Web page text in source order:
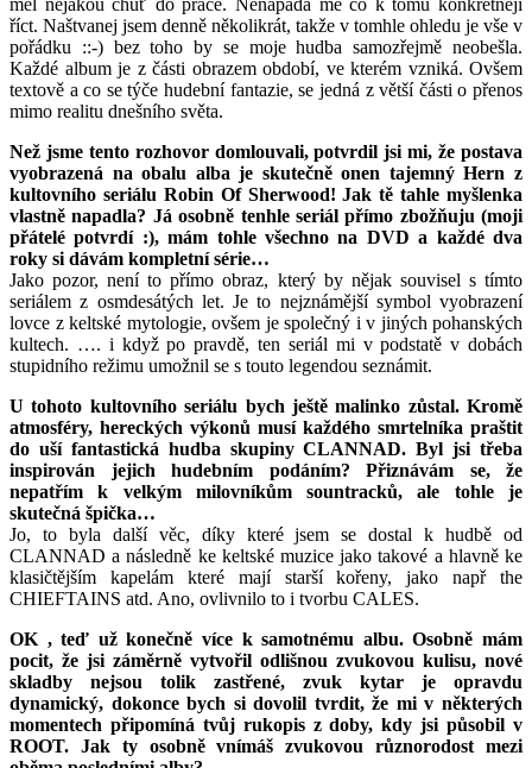
říct. Naštvanej jsem denně několikrát, takže v tomhle ohledu je vše v
pořádku ::-) bez toho by se moje hudba samozřejmě neobešla.
Každé album je z části obrazem období, ve kterém vzniká. Ovšem
textově a co se týče hudební fantazie, se jedná z větší části o přenos
mimo realitu dnešního světa.
Než jsme tento rozhovor domlouvali, potvrdil jsi mi, že postava
vyobrazená na obalu alba je skutečně onen tajemný Hern z
kultovního seriálu Robin Of Sherwood! Jak tě tahle myšlenka
vlastně napadla? Já osobně tenhle seriál přímo zbožňuju (moji
přátelé potvrdí :), mám tohle všechno na DVD a každé dva
roky si dávám kompletní série…
Jako pozor, není to přímo obraz, který by nějak souvisel s tímto
seriálem z osmdesátých let. Je to nejznámější symbol vyobrazení
lovce z keltské mytologie, ovšem je společný i v jiných pohanských
kultech. …. i když po pravdě, ten seriál mi v podstatě v dobách
stupidního režimu umožnil se s touto legendou seznámit.
U tohoto kultovního seriálu bych ještě malinko zůstal. Kromě
atmosféry, hereckých výkonů musí každého smrtelníka praštit
do uší fantastická hudba skupiny CLANNAD. Byl jsi třeba
inspirován jejich hudebním podáním? Přiznávám se, že
nepatřím k velkým milovníkům sountracků, ale tohle je
skutečná špička…
Jo, to byla další věc, díky které jsem se dostal k hudbě od
CLANNAD a následně ke keltské muzice jako takové a hlavně ke
klasičtějším kapelám které mají starší kořeny, jako např the
CHIEFTAINS atd. Ano, ovlivnilo to i tvorbu CALES.
OK , teď už konečně více k samotnému albu. Osobně mám
pocit, že jsi záměrně vytvořil odlišnou zvukovou kulisu, nové
skladby nejsou tolik zastřené, zvuk kytar je opravdu
dynamický, dokonce bych si dovolil tvrdit, že mi v některých
momentech připomíná tvůj rukopis z doby, kdy jsi působil v
ROOT. Jak ty osobně vnímáš zvukovou různorodost mezi